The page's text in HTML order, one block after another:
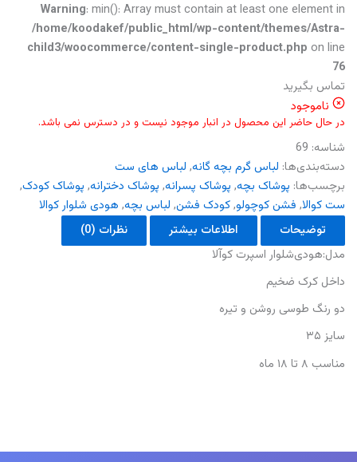
Warning: min(): Array must contain at least one element in
/home/koodakef/public_html/wp-content/themes/Astra-
child3/woocommerce/content-single-product.php on line
76
تماس بگیرید
ناموجود
در حال حاضر این محصول در انبار موجود نیست و در دسترس نمی باشد.
شناسه: 69
دسته‌بندی‌ها: لباس گرم بچه گانه, لباس های ست
برچسب‌ها: پوشاک بچه, پوشاک پسرانه, پوشاک دخترانه, پوشاک کودک,
ست کوالا, فشن کوچولو,کودک فشن, لباس بچه, هودی شلوار کوالا
توضیحات
اطلاعات بیشتر
نظرات (0)
مدل:هودی‌شلوار اسپرت کوآلا
داخل کرک ضخیم
دو رنگ طوسی روشن و تیره
سایز ۳۵
مناسب ۸ تا ۱۸ ماه